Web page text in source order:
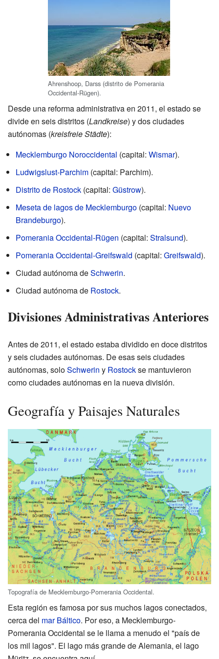
Ahrenshoop, Darss (distrito de Pomerania
Occidental-Rügen).
Desde una reforma administrativa en 2011, el estado se
divide en seis distritos (Landkreise) y dos ciudades
autónomas (kreisfreie Städte):
Mecklemburgo Noroccidental (capital: Wismar).
Ludwigslust-Parchim (capital: Parchim).
Distrito de Rostock (capital: Güstrow).
Meseta de lagos de Mecklemburgo (capital: Nuevo
Brandeburgo).
Pomerania Occidental-Rügen (capital: Stralsund).
Pomerania Occidental-Greifswald (capital: Greifswald).
Ciudad autónoma deSchwerin.
Ciudad autónoma de Rostock.
Divisiones Administrativas Anteriores
Antes de 2011, el estado estaba dividido en doce distritos
y seis ciudades autónomas. De esas seis ciudades
autónomas, soloSchwerin y Rostockse mantuvieron
como ciudades autónomas en la nueva división.
Geografía y Paisajes Naturales
Topografía de Mecklemburgo-Pomerania Occidental.
Esta región es famosa por sus muchos lagos conectados,
cerca del mar Báltico. Por eso, a Mecklemburgo-
Pomerania Occidental se le llama a menudo el "país de
los mil lagos". El lago más grande de Alemania, el lago